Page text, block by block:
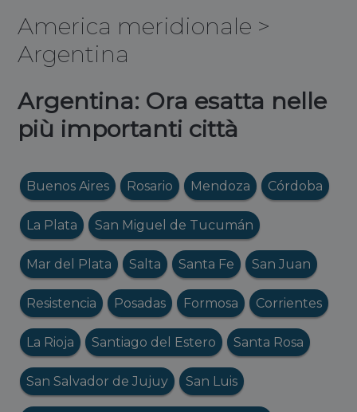
America meridionale >
Argentina
Argentina: Ora esatta nelle
più importanti città
Buenos Aires Rosario Mendoza Córdoba
La Plata San Miguel de Tucumán
Mar del Plata Salta Santa Fe San Juan
Resistencia Posadas Formosa Corrientes
La Rioja Santiago del Estero Santa Rosa
San Salvador de Jujuy San Luis